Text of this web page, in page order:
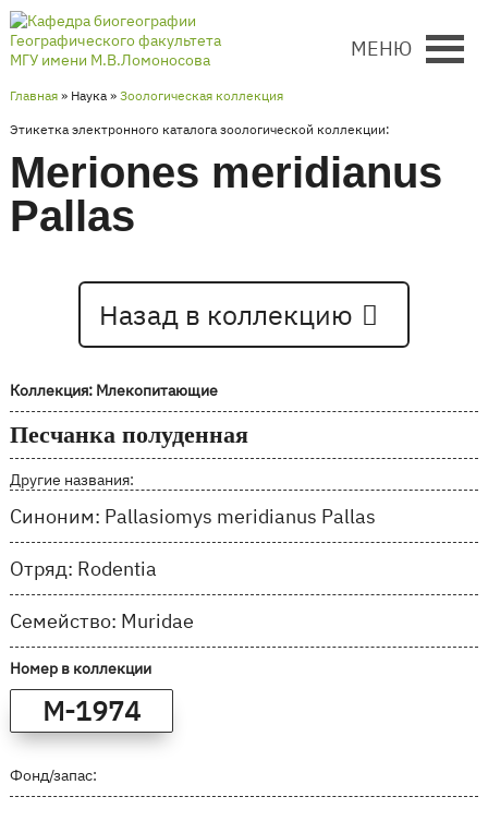
МЕНЮ
Главная» Наука » Зоологическая коллекция
Этикетка электронного каталога зоологической коллекции:
Meriones meridianus
Pallas
Назад в коллекцию
Коллекция: Млекопитающие
Песчанка полуденная
Другие названия:
Синоним: Pallasiomys meridianus Pallas
Отряд: Rodentia
Семейство: Muridae
Номер в коллекции
M-1974
Фонд/запас: